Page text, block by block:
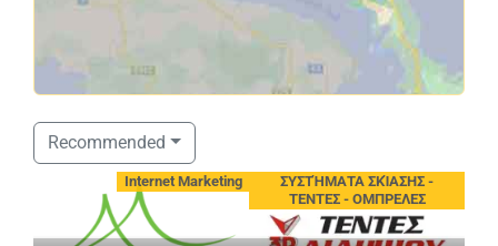
Recommended
Internet Marketing
ΣΥΣΤΉΜΑΤΑ ΣΚΊΑΣΗΣ -
ΤΕΝΤΕΣ - ΟΜΠΡΕΛΕΣ